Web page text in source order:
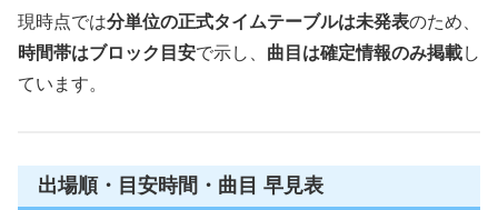
現時点では分単位の正式タイムテーブルは未発表のため、
時間帯はブロック目安で示し、 曲目は確定情報のみ掲載し
ています。
出場順・目安時間・曲目 早見表